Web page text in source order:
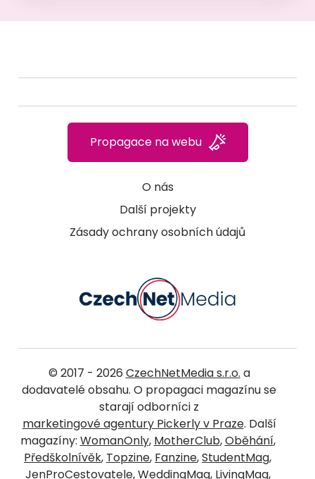
O nás
Další projekty
Zásady ochrany osobních údajů
Propagace na webu
© 2017 - 2026 CzechNetMedia s.r.o. a
dodavatelé obsahu. O propagaci magazínu se
starají odborníci z
marketingové agentury Pickerly v Praze. Další
magazíny: WomanOnly, MotherClub,Oběhání,
Předškolnívěk, Topzine, Fanzine,StudentMag,
JenProCestovatele,WeddingMag, LivingMag,